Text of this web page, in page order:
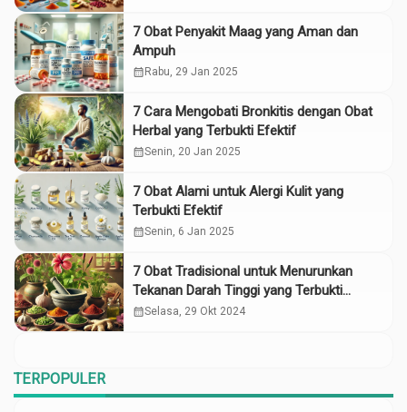
7 Obat Penyakit Maag yang Aman dan
Ampuh
calendar_month Rabu, 29 Jan 2025
7 Cara Mengobati Bronkitis dengan Obat
Herbal yang Terbukti Efektif
calendar_monthSenin, 20 Jan 2025
7 Obat Alami untuk Alergi Kulit yang
Terbukti Efektif
calendar_monthSenin, 6 Jan 2025
7 Obat Tradisional untuk Menurunkan
Tekanan Darah Tinggi yang Terbukti
Ampuh
calendar_monthSelasa, 29 Okt 2024
TERPOPULER